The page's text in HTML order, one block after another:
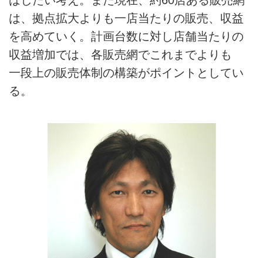
は、拠点拡大よりも一店当たりの販売、収益
を高めていく。計画台数に対し店舗当たりの
収益増加では、各販売網でこれまでよりも
一段上の販売体制の構築がポイントとしてい
る。